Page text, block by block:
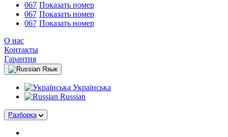
067 Показать номер
067 Показать номер
067 Показать номер
О нас
Контакты
Гарантия
Язык
Українська
Russian
Разборка